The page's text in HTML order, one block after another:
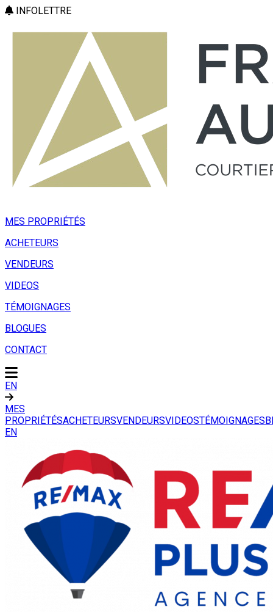
INFOLETTRE
MES PROPRIÉTÉS
ACHETEURS
VENDEURS
VIDEOS
TÉMOIGNAGES
BLOGUES
CONTACT
EN
MES
PROPRIÉTÉSACHETEURSVENDEURSVIDEOSTÉMOIGNAGES
EN